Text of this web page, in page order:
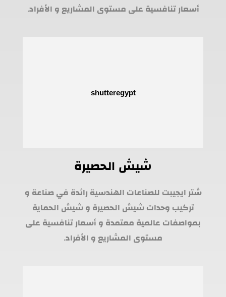
أسعار تنافسية على مستوى المشاريع و الأفراد.
شيش الحصيرة
شتر ايجيبت للصناعات الهندسية رائدة في صناعة و
تركيب وحدات شيش الحصيرة و شيش الحماية
بمواصفات عالمية معتمدة و أسعار تنافسية على
مستوى المشاريع و الأفراد.